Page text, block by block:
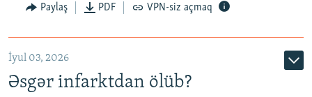
Auto 240p 360p 480p
720p 1080p
Paylaş PDF VPN-siz açmaq
İyul 03, 2026
Əsgər infarktdan ölüb?